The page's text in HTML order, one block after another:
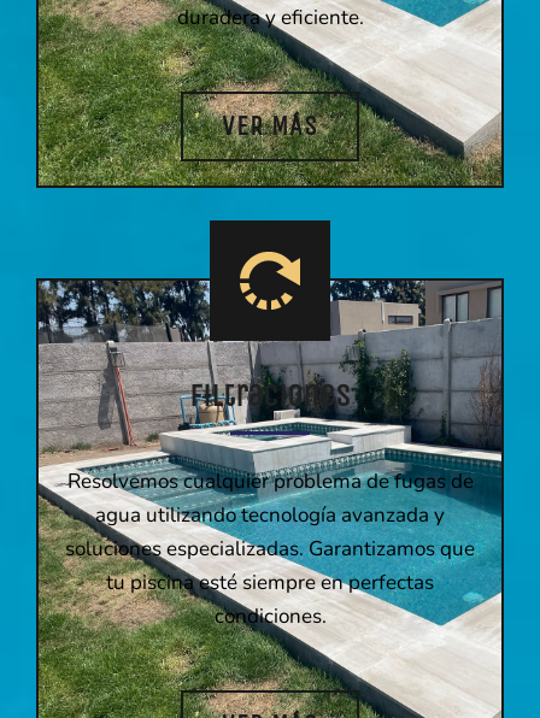
duradera y eficiente.
VER MÁS
Filtraciones
Resolvemos cualquier problema de fugas de
agua utilizando tecnología avanzada y
soluciones especializadas. Garantizamos que
tu piscina esté siempre en perfectas
condiciones.